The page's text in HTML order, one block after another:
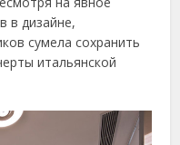
в дизайне,
сумела сохранить
итальянской